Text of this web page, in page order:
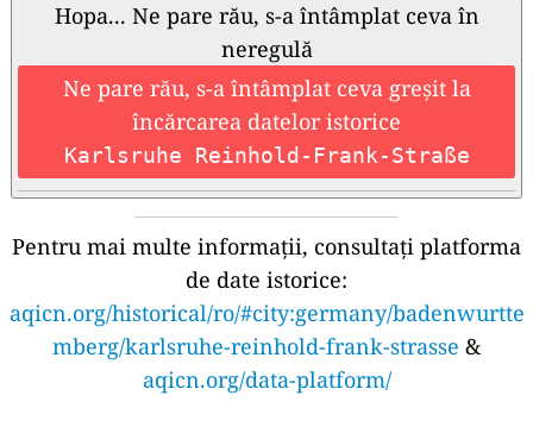
Hopa... Ne pare rău, s-a întâmplat ceva în
neregulă
Ne pare rău, s-a întâmplat ceva greșit la
încărcarea datelor istorice
Karlsruhe Reinhold-Frank-Straße
Pentru mai multe informații, consultați platforma
de date istorice:
aqicn.org/historical/ro/#city:germany/badenwurtte
mberg/karlsruhe-reinhold-frank-strasse &
aqicn.org/data-platform/